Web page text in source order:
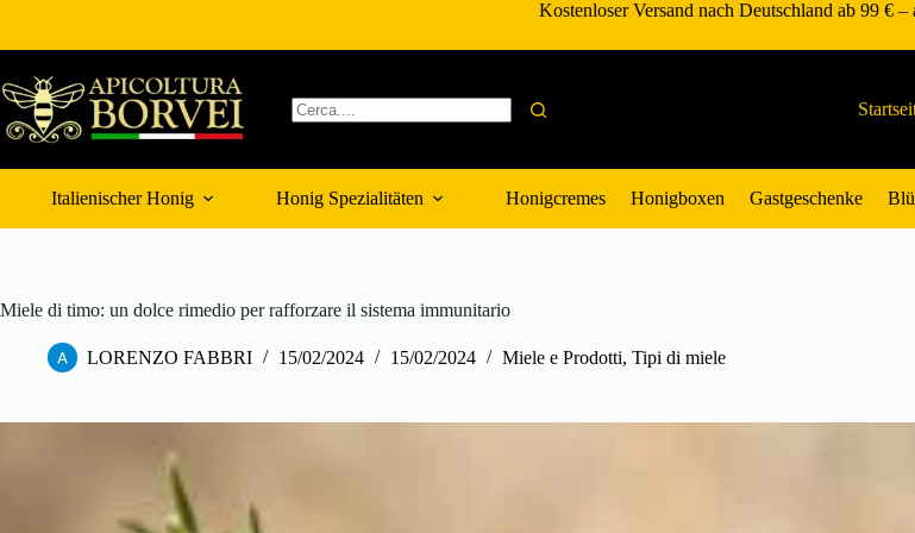
springen
Kostenloser Versand nach Deutschland ab 99 € –
Ergebnisse
Italienischer Honig Honig Spezialitäten Honigcremes Honigboxen Gastgeschenke
Miele di timo: un dolce rimedio per rafforzare il sistema immunitario
LORENZO FABBRI 15/02/2024 15/02/2024 Miele e Prodotti, Tipi di miele